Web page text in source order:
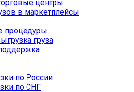
центры
в маркетплейсы
процедуры
груза
по России
по СНГ